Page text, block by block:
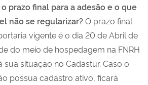
prazo final para a adesão e o que
não se regularizar? O prazo final
vigente é o dia 20 de Abril de
do meio de hospedagem na FNRH
sua situação no Cadastur. Caso o
possua cadastro ativo, ficará